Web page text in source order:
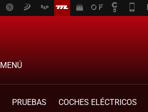
MENÚ
PRUEBAS COCHES ELÉCTRICOS